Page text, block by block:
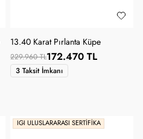
13.40 Karat Pırlanta Küpe
229.960 TL172.470 TL
3 Taksit İmkanı
IGI ULUSLARARASI SERTIFIKA